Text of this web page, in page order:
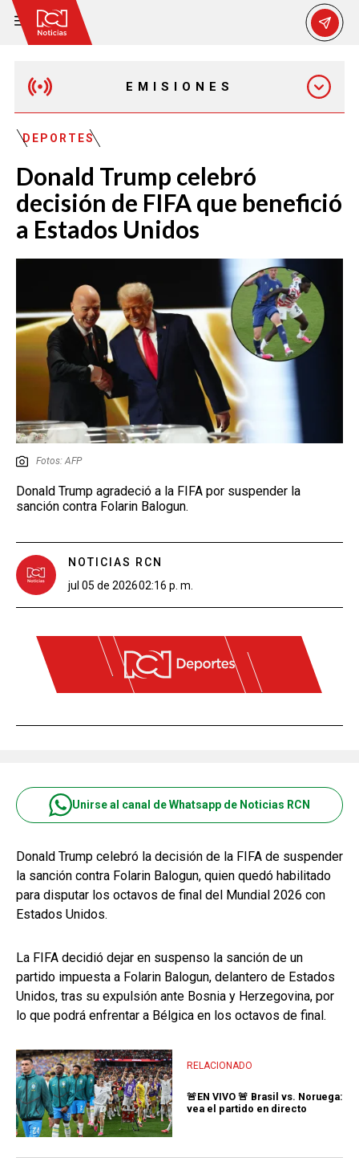
EMISIONES
EMISIÓN 12:30 PM
EMISIÓN 7:00 PM
EMISIÓN 11:30 PM
DEPORTES
Donald Trump celebró
decisión de FIFA que benefició
a Estados Unidos
Fotos: AFP
Donald Trump agradeció a la FIFA por suspender la
sanción contra Folarin Balogun.
NOTICIAS RCN
jul 05 de 202602:16 p. m.
Unirse al canal de Whatsapp de Noticias RCN
Donald Trump celebró la decisión de la FIFA de suspender
la sanción contra Folarin Balogun, quien quedó habilitado
para disputar los octavos de final del Mundial 2026 con
Estados Unidos.
La FIFA decidió dejar en suspenso la sanción de un
partido impuesta a Folarin Balogun, delantero de Estados
Unidos, tras su expulsión ante Bosnia y Herzegovina, por
lo que podrá enfrentar a Bélgica en los octavos de final.
RELACIONADO
🚨EN VIVO 🚨 Brasil vs. Noruega:
vea el partido en directo